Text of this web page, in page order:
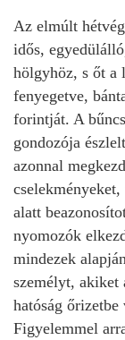
Az elmúlt
idős,
hölgyhöz, s őt a
fenyegetve,
forintját. A
gondozója
azonnal
alatt
nyomozók
mindezek
személyt, akiket
hatóság őrizetbe
Figyelemmel